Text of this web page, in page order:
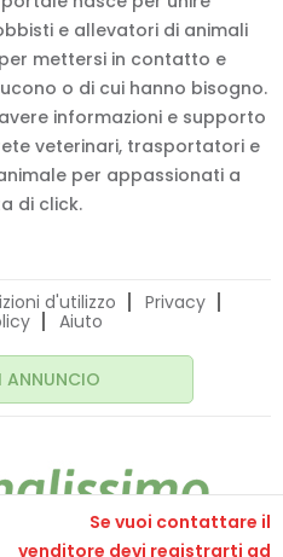
Se vuoi contattare il
venditore devi registrarti ad
e allevatori di animali
mettersi in contatto e
o di cui hanno bisogno.
informazioni e supporto
veterinari, trasportatori e
per appassionati a
di click.
d'utilizzo
Privacy
Aiuto
ANNUNCIO
- P.IVA 04582550275